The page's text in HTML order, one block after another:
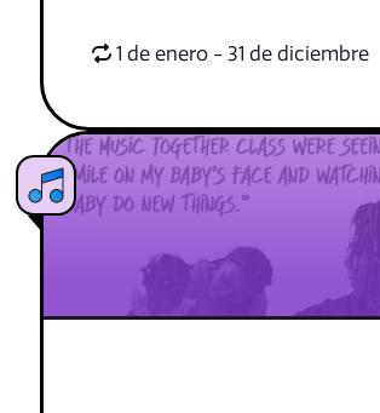
1 de enero - 31 de diciembre